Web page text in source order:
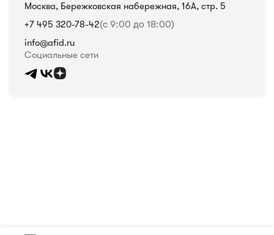
Москва, Бережковская набережная, 16А, стр. 5
+7 495 320-78-42(с 9:00 до 18:00)
info@afid.ru
Социальные сети